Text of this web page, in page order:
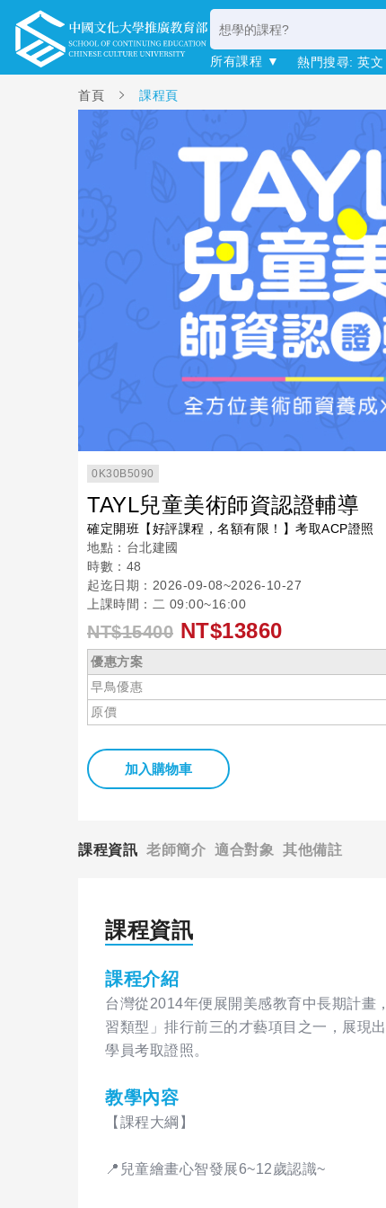
所有課程 ▼ 熱門搜尋: 英文
首頁 課程頁
0K30B5090
TAYL兒童美術師資認證輔導
確定開班【好評課程，名額有限！】考取ACP證照
地點：台北建國
時數：48
起迄日期：2026-09-08~2026-10-27
上課時間：二 09:00~16:00
NT$15400 NT$13860
優惠方案
早鳥優惠
原價
加入購物車
課程資訊 老師簡介 適合對象 其他備註
課程資訊
課程介紹
台灣從2014年便展開美感教育中長期計畫
習類型」排行前三的才藝項目之一，展現
學員考取證照。
教學內容
【課程大綱】
📍兒童繪畫心智發展6~12歲認識~